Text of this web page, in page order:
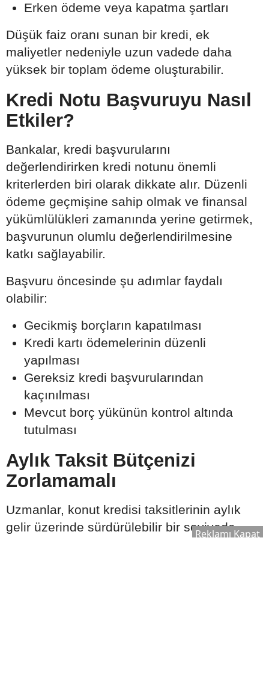
Erken ödeme veya kapatma şartları
Düşük faiz oranı sunan bir kredi, ek
maliyetler nedeniyle uzun vadede daha
yüksek bir toplam ödeme oluşturabilir.
Kredi Notu Başvuruyu Nasıl
Etkiler?
Bankalar, kredi başvurularını
değerlendirirken kredi notunu önemli
kriterlerden biri olarak dikkate alır. Düzenli
ödeme geçmişine sahip olmak ve finansal
yükümlülükleri zamanında yerine getirmek,
başvurunun olumlu değerlendirilmesine
katkı sağlayabilir.
Başvuru öncesinde şu adımlar faydalı
olabilir:
Gecikmiş borçların kapatılması
Kredi kartı ödemelerinin düzenli
yapılması
Gereksiz kredi başvurularından
kaçınılması
Mevcut borç yükünün kontrol altında
tutulması
Aylık Taksit Bütçenizi
Zorlamamalı
Uzmanlar, konut kredisi taksitlerinin aylık
gelir üzerinde sürdürülebilir bir seviyede
Reklamı Kapat